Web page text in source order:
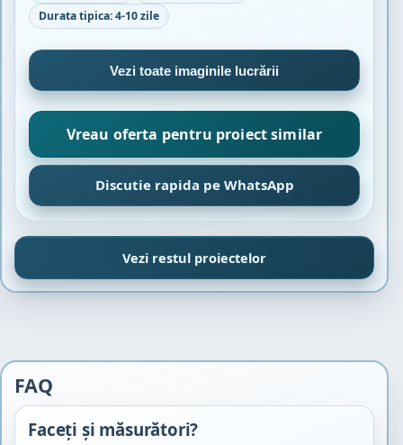
Durata tipica: 4-10 zile
Vezi toate imaginile lucrării
Vreau oferta pentru proiect similar
Discutie rapida pe WhatsApp
Vezi restul proiectelor
FAQ
Faceți și măsurători?